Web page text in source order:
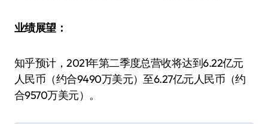
业绩展望：
知乎预计，2021年第二季度总营收将达到6.22亿元
人民币（约合9490万美元）至6.27亿元人民币（约
合9570万美元）。